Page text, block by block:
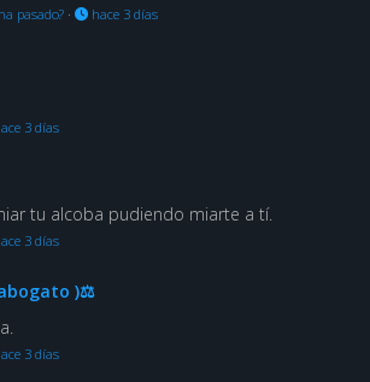
pasado?· hace 3 días
3 días
tu alcoba pudiendo miarte a tí.
3 días
)⚖
3 días